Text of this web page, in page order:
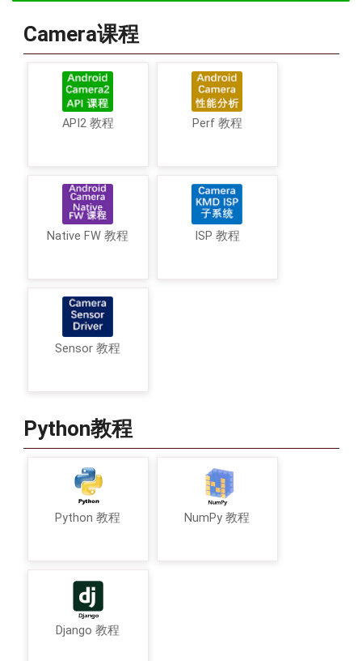
Camera课程
API2 教程 Perf 教程
Native FW 教程 ISP 教程
Sensor 教程
Python教程
Python 教程 NumPy 教程
Django 教程